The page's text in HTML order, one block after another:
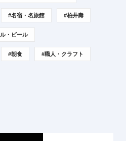
#名宿・名旅館 #柏井壽
・ビール
#朝食 #職人・クラフト